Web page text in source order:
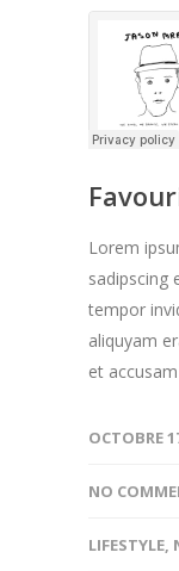
Lorem
sadipscing
tempor
aliquyam
et
OCTOBRE
NO
LIFESTYLE,